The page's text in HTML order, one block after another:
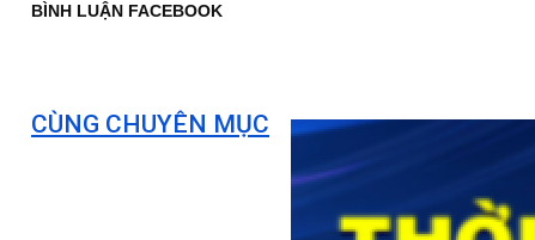
BÌNH LUẬN FACEBOOK
CÙNG CHUYÊN MỤC